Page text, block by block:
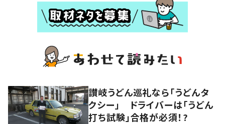
讃岐うどん巡礼なら「うどんタ
クシー」 ドライバーは「うどん
打ち試験」合格が必須！?